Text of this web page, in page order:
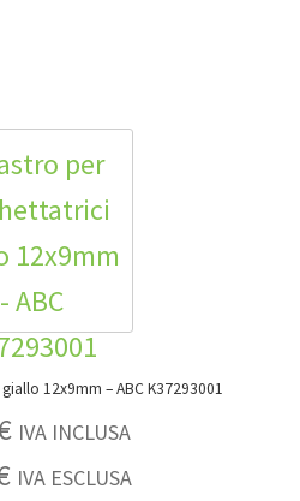
Nastro per etichettatrici giallo 12x9mm – ABC K37293001
IVA INCLUSA
IVA ESCLUSA